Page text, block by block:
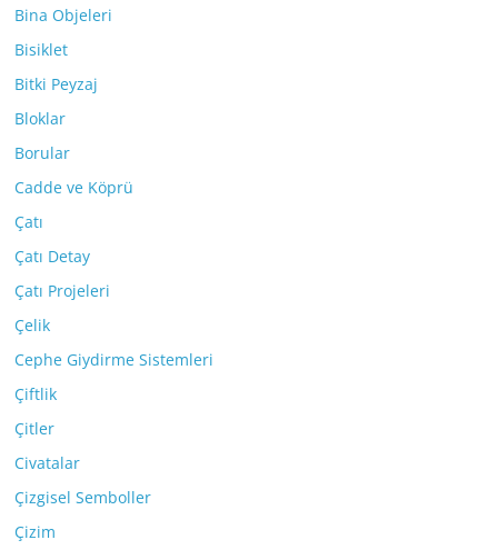
Bina Objeleri
Bisiklet
Bitki Peyzaj
Bloklar
Borular
Cadde ve Köprü
Çatı
Çatı Detay
Çatı Projeleri
Çelik
Cephe Giydirme Sistemleri
Çiftlik
Çitler
Civatalar
Çizgisel Semboller
Çizim